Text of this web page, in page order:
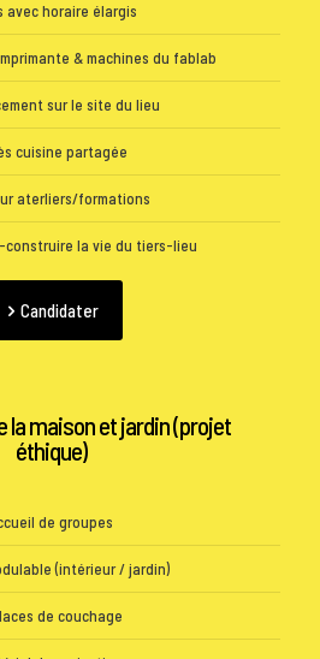
avec horaire élargis
& machines du fablab
sur le site du lieu
cuisine partagée
aterliers/formations
la vie du tiers-lieu
Candidater
la maison et jardin (projet
éthique)
de groupes
(intérieur / jardin)
de couchage